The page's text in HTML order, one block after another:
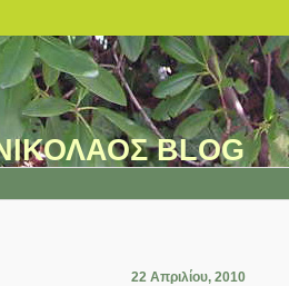
BLOG
22 Απριλίου, 2010